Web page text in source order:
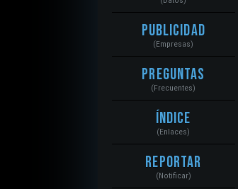
Publicidad
(Empresas)
Preguntas
(Frecuentes)
Índice
(Enlaces)
Reportar
(Notificar)